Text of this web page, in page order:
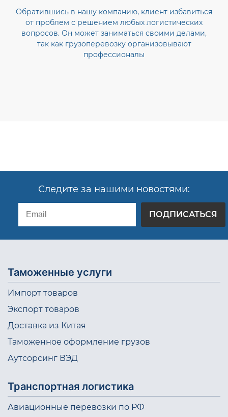
Обратившись в нашу компанию, клиент избавиться
от проблем с решением любых логистических
вопросов. Он может заниматься своими делами,
так как грузоперевозку организовывают
профессионалы
Следите за нашими новостями:
ПОДПИСАТЬСЯ
Таможенные услуги
Импорт товаров
Экспорт товаров
Доставка из Китая
Таможенное оформление грузов
Аутсорсинг ВЭД
Транспортная логистика
Авиационные перевозки по РФ